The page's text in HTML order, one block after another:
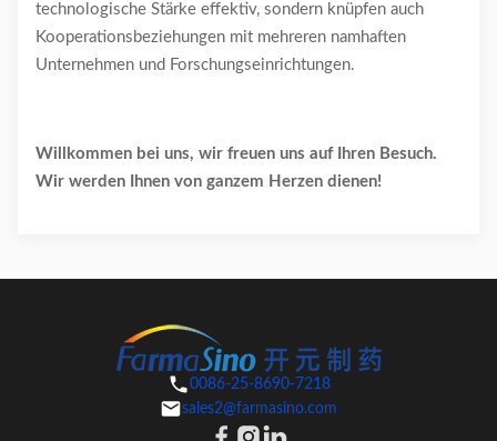
technologische Stärke effektiv, sondern knüpfen auch
Kooperationsbeziehungen mit mehreren namhaften
Unternehmen und Forschungseinrichtungen.
Willkommen bei uns, wir freuen uns auf Ihren Besuch.
Wir werden Ihnen von ganzem Herzen dienen!
0086-25-8690-7218
sales2@farmasino.com